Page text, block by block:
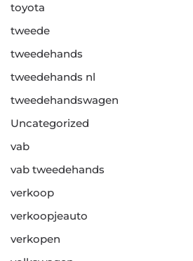
toyota
tweede
tweedehands
tweedehands nl
tweedehandswagen
Uncategorized
vab
vab tweedehands
verkoop
verkoopjeauto
verkopen